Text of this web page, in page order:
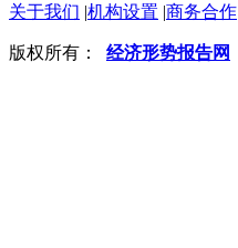
关于我们 |机构设置 |商务合作
版权所有： 经济形势报告网